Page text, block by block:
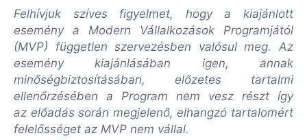
Felhívjuk szíves figyelmet, hogy a kiajánlott
esemény a Modern Vállalkozások Programjától
(MVP) független szervezésben valósul meg. Az
esemény kiajánlásában igen, annak
minőségbiztosításában, előzetes tartalmi
ellenőrzésében a Program nem vesz részt így
az előadás során megjelenő, elhangzó tartalomért
felelősséget az MVP nem vállal.